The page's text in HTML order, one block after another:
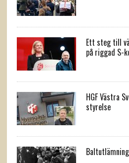
Ett steg till
på riggad S-
HGF Västra
styrelse